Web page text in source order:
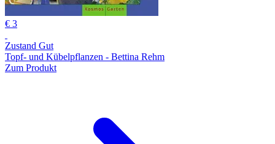
€ 3
Zustand Gut
Topf- und Kübelpflanzen - Bettina Rehm
Zum Produkt